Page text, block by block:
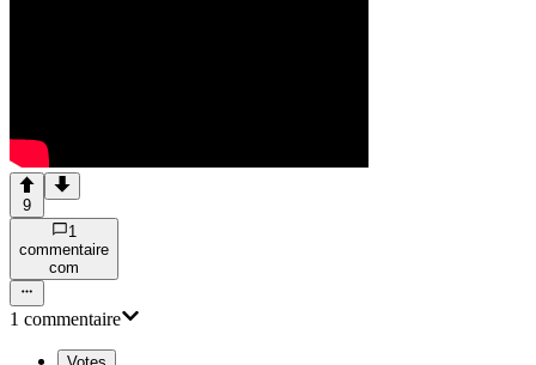
9
1
commentaire
com
1 commentaire